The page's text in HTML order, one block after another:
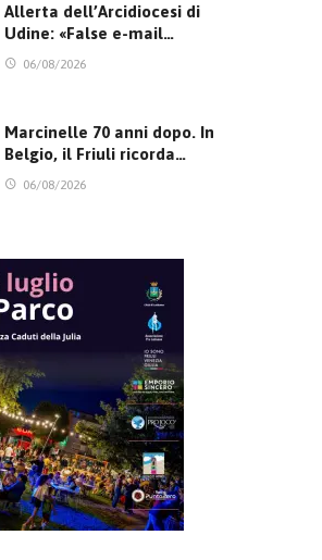
Allerta dell’Arcidiocesi di
Udine: «False e-mail…
06/08/2026
Marcinelle 70 anni dopo. In
Belgio, il Friuli ricorda…
06/08/2026